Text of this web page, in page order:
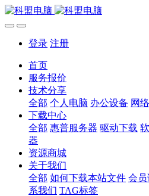
登录 注册
首页
服务报价
技术分享
全部 个人电脑 办公设备 网
下载中心
全部 惠普服务器 驱动下载
器
资源商城
关于我们
全部 如何下载本站文件 会员
系我们 TAG标签